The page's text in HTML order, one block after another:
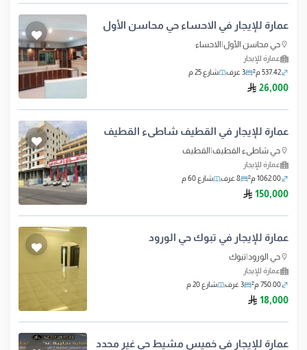
عمارة للإيجار في الاحساء حي محاسن الأول
حي محاسن الأول الاحساء
عمارة للإيجار
537.42 م²
3 غرف شارع 25 م
26,000 ريال سعودي
عمارة للإيجار في القطيف شاطىء القطيف
حي شاطىء القطيف القطيف
عمارة للإيجار
1062.00 م²
8 غرف شارع 60 م
150,000 ريال سعودي
عمارة للإيجار في تبوك حي الورود
حي الورود تبوك
عمارة للإيجار
750.00 م²
3 غرف شارع 20 م
18,000 ريال سعودي
عمارة للإيجار في خميس مشيط حي غير محدد